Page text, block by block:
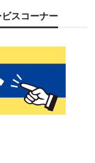
スコーナー